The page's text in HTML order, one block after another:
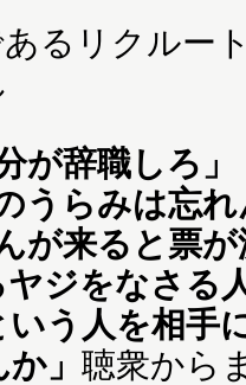
るリクルー
が辞職しろ」
うらみは忘
が来ると票
ヤジをなさる
う人を相手
」 聴衆から